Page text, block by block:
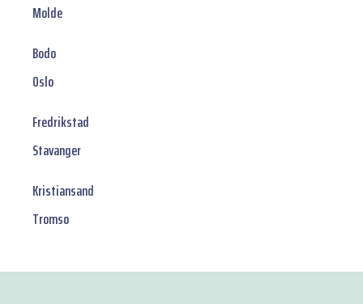
Molde
Bodo
Oslo
Fredrikstad
Stavanger
Kristiansand
Tromso